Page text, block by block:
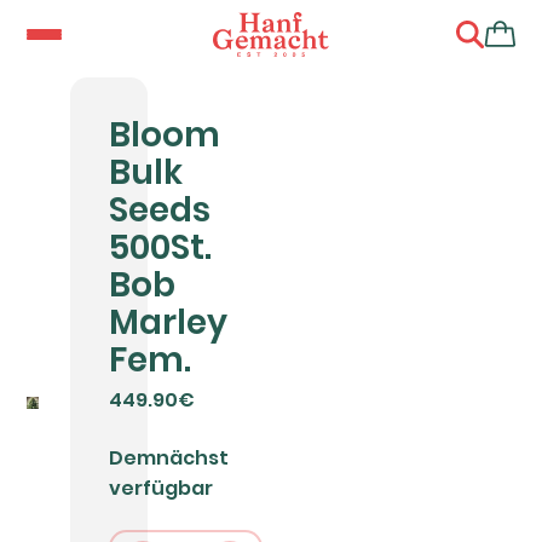
Bloom
Bulk
Seeds
500St.
Bob
Marley
Fem.
449.90€
Demnächst
verfügbar